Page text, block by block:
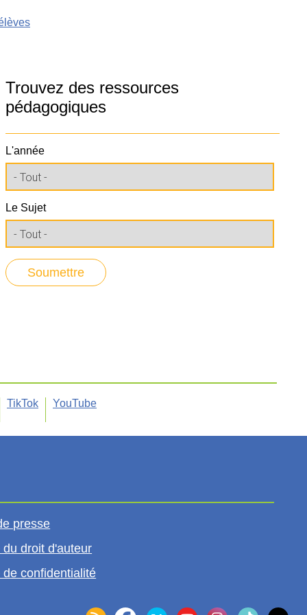
Trouvez des ressources
pédagogiques
L'année
Le Sujet
TikTok YouTube
presse
du droit d'auteur
de confidentialité